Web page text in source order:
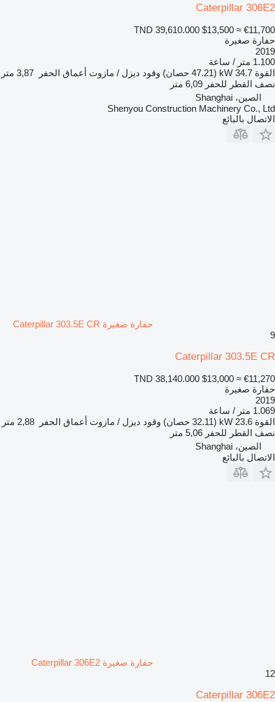
Caterpillar 306E2
TND 39,610.000 $13,500 ≈ €11,700
حفارة صغيرة
2019
1.100 متر / ساعة
القوة 34.7 kW (47.21 حصان) وقود ديزل / مازوت أعماق الحفر
3,87 متر
نصف القطر للحفر 6,09 متر
الصين، Shanghai
Shenyou Construction Machinery Co., Ltd
الاتصال بالبائع
حفارة صغيرة Caterpillar 303.5E CR
9
Caterpillar 303.5E CR
TND 38,140.000 $13,000 ≈ €11,270
حفارة صغيرة
2019
1.069 متر / ساعة
القوة 23.6 kW (32.11 حصان) وقود ديزل / مازوت أعماق الحفر
2,88 متر
نصف القطر للحفر 5,06 متر
الصين، Shanghai
الاتصال بالبائع
حفارة صغيرة Caterpillar 306E2
12
Caterpillar 306E2